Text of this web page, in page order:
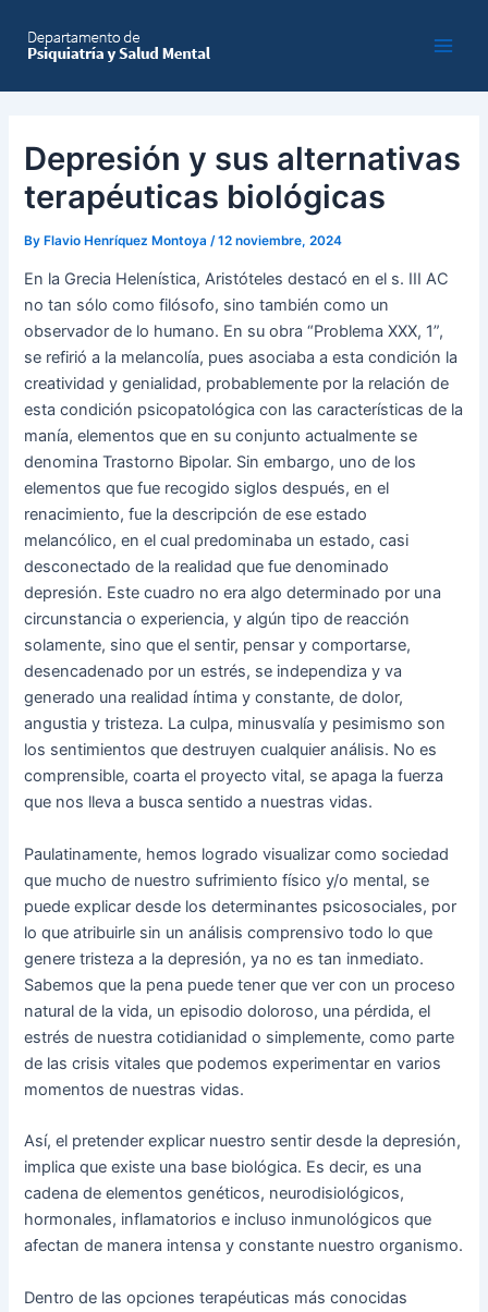
content
Depresión y sus alternativas
terapéuticas biológicas
By Flavio Henríquez Montoya/12 noviembre, 2024
En la Grecia Helenística, Aristóteles destacó en el s. III AC
no tan sólo como filósofo, sino también como un
observador de lo humano. En su obra “Problema XXX, 1”,
se refirió a la melancolía, pues asociaba a esta condición la
creatividad y genialidad, probablemente por la relación de
esta condición psicopatológica con las características de la
manía, elementos que en su conjunto actualmente se
denomina Trastorno Bipolar. Sin embargo, uno de los
elementos que fue recogido siglos después, en el
renacimiento, fue la descripción de ese estado
melancólico, en el cual predominaba un estado, casi
desconectado de la realidad que fue denominado
depresión. Este cuadro no era algo determinado por una
circunstancia o experiencia, y algún tipo de reacción
solamente, sino que el sentir, pensar y comportarse,
desencadenado por un estrés, se independiza y va
generado una realidad íntima y constante, de dolor,
angustia y tristeza. La culpa, minusvalía y pesimismo son
los sentimientos que destruyen cualquier análisis. No es
comprensible, coarta el proyecto vital, se apaga la fuerza
que nos lleva a busca sentido a nuestras vidas.
Paulatinamente, hemos logrado visualizar como sociedad
que mucho de nuestro sufrimiento físico y/o mental, se
puede explicar desde los determinantes psicosociales, por
lo que atribuirle sin un análisis comprensivo todo lo que
genere tristeza a la depresión, ya no es tan inmediato.
Sabemos que la pena puede tener que ver con un proceso
natural de la vida, un episodio doloroso, una pérdida, el
estrés de nuestra cotidianidad o simplemente, como parte
de las crisis vitales que podemos experimentar en varios
momentos de nuestras vidas.
Así, el pretender explicar nuestro sentir desde la depresión,
implica que existe una base biológica. Es decir, es una
cadena de elementos genéticos, neurodisiológicos,
hormonales, inflamatorios e incluso inmunológicos que
afectan de manera intensa y constante nuestro organismo.
Dentro de las opciones terapéuticas más conocidas